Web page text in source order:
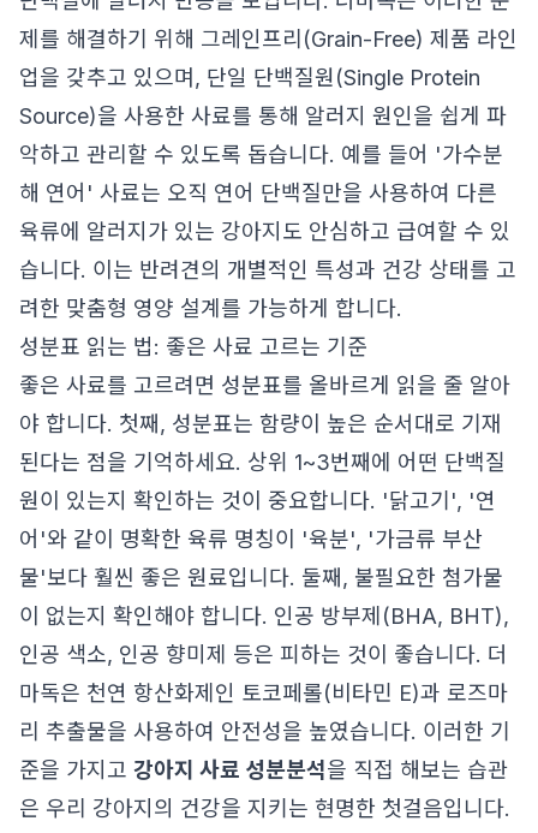
제를 해결하기 위해 그레인프리(Grain-Free) 제품 라인
업을 갖추고 있으며, 단일 단백질원(Single Protein
Source)을 사용한 사료를 통해 알러지 원인을 쉽게 파
악하고 관리할 수 있도록 돕습니다. 예를 들어 '가수분
해 연어' 사료는 오직 연어 단백질만을 사용하여 다른
육류에 알러지가 있는 강아지도 안심하고 급여할 수 있
습니다. 이는 반려견의 개별적인 특성과 건강 상태를 고
려한 맞춤형 영양 설계를 가능하게 합니다.
성분표 읽는 법: 좋은 사료 고르는 기준
좋은 사료를 고르려면 성분표를 올바르게 읽을 줄 알아
야 합니다. 첫째, 성분표는 함량이 높은 순서대로 기재
된다는 점을 기억하세요. 상위 1~3번째에 어떤 단백질
원이 있는지 확인하는 것이 중요합니다. '닭고기', '연
어'와 같이 명확한 육류 명칭이 '육분', '가금류 부산
물'보다 훨씬 좋은 원료입니다. 둘째, 불필요한 첨가물
이 없는지 확인해야 합니다. 인공 방부제(BHA, BHT),
인공 색소, 인공 향미제 등은 피하는 것이 좋습니다. 더
마독은 천연 항산화제인 토코페롤(비타민 E)과 로즈마
리 추출물을 사용하여 안전성을 높였습니다. 이러한 기
준을 가지고 강아지 사료 성분분석을 직접 해보는 습관
은 우리 강아지의 건강을 지키는 현명한 첫걸음입니다.